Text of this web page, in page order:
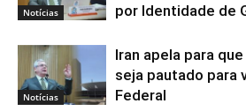
Notícias
por Identidade de
Notícias
Iran apela para
seja pautado para
Federal